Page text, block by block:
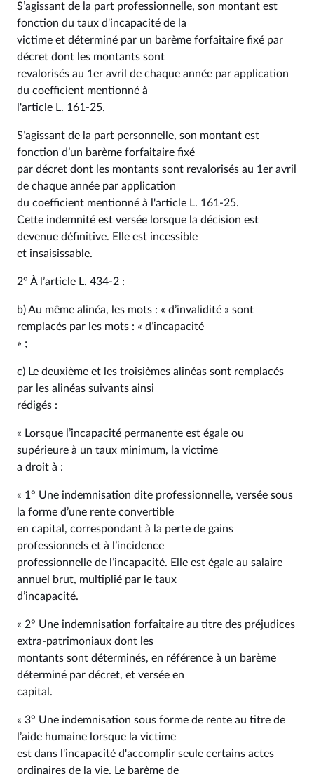
S’agissant de la part professionnelle, son montant est
fonction du taux d'incapacité de la
victime et déterminé par un barème forfaitaire fixé par
décret dont les montants sont
revalorisés au 1er avril de chaque année par application
du coefficient mentionné à
l'article L. 161-25.
S’agissant de la part personnelle, son montant est
fonction d’un barème forfaitaire fixé
par décret dont les montants sont revalorisés au 1er avril
de chaque année par application
du coefficient mentionné à l'article L. 161-25.
Cette indemnité est versée lorsque la décision est
devenue définitive. Elle est incessible
et insaisissable.
2° À l’article L. 434-2 :
b) Au même alinéa, les mots : « d’invalidité » sont
remplacés par les mots : « d’incapacité
» ;
c) Le deuxième et les troisièmes alinéas sont remplacés
par les alinéas suivants ainsi
rédigés :
« Lorsque l’incapacité permanente est égale ou
supérieure à un taux minimum, la victime
a droit à :
« 1° Une indemnisation dite professionnelle, versée sous
la forme d’une rente convertible
en capital, correspondant à la perte de gains
professionnels et à l’incidence
professionnelle de l’incapacité. Elle est égale au salaire
annuel brut, multiplié par le taux
d’incapacité.
« 2° Une indemnisation forfaitaire au titre des préjudices
extra-patrimoniaux dont les
montants sont déterminés, en référence à un barème
déterminé par décret, et versée en
capital.
« 3° Une indemnisation sous forme de rente au titre de
l’aide humaine lorsque la victime
est dans l'incapacité d'accomplir seule certains actes
ordinaires de la vie. Le barème de